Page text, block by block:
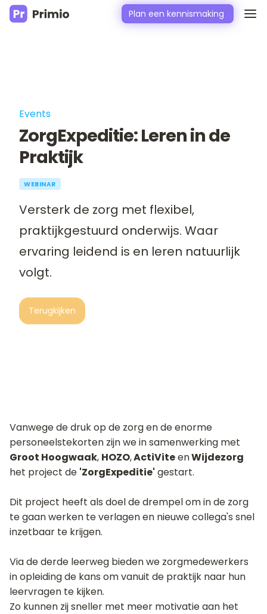
Plan een kennismaking
Events
ZorgExpeditie: Leren in de
Praktijk
WEBINAR
Versterk de zorg met flexibel,
praktijkgestuurd onderwijs. Waar
ervaring leidend is en leren natuurlijk
volgt.
Terugkijken
Vanwege de druk op de zorg en de enorme
personeelstekorten zijn we in samenwerking met
Groot Hoogwaak, HOZO,ActiViteenWijdezorg
het project de 'ZorgExpeditie' gestart.
Dit project heeft als doel de drempel om in de zorg
te gaan werken te verlagen en nieuwe collega's snel
inzetbaar te krijgen.
Via de derde leerweg bieden we zorgmedewerkers
in opleiding de kans om vanuit de praktijk naar hun
leervragen te kijken.
Zo kunnen zij sneller met meer motivatie aan het